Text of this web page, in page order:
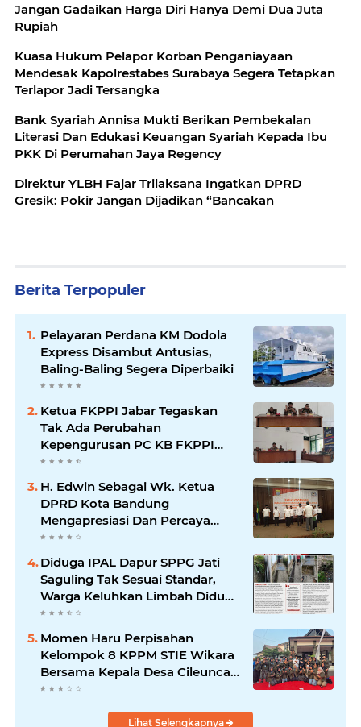
Jangan Gadaikan Harga Diri Hanya Demi Dua Juta
Rupiah
Kuasa Hukum Pelapor Korban Penganiayaan
Mendesak Kapolrestabes Surabaya Segera Tetapkan
Terlapor Jadi Tersangka
Bank Syariah Annisa Mukti Berikan Pembekalan
Literasi Dan Edukasi Keuangan Syariah Kepada Ibu
PKK Di Perumahan Jaya Regency
Direktur YLBH Fajar Trilaksana Ingatkan DPRD
Gresik: Pokir Jangan Dijadikan “Bancakan
Berita Terpopuler
Pelayaran Perdana KM Dodola
Express Disambut Antusias,
Baling-Baling Segera Diperbaiki
Ketua FKPPI Jabar Tegaskan
Tak Ada Perubahan
Kepengurusan PC KB FKPPI
Sumedang, Ketua Cabang
Diminta Segera Konsolidasi
H. Edwin Sebagai Wk. Ketua
DPRD Kota Bandung
Mengapresiasi Dan Percaya
Penuh Kepada Kepemimpinan
Merdi Hajiji Sebagai ketua DPD
Lpm Kota Bandung Periode
2021-2026
Diduga IPAL Dapur SPPG Jati
Saguling Tak Sesuai Standar,
Warga Keluhkan Limbah Diduga
Mengalir ke Sungai
Momen Haru Perpisahan
Kelompok 8 KPPM STIE Wikara
Bersama Kepala Desa Cileunca
di Kecamatan Bojong
Lihat Selengkapnya